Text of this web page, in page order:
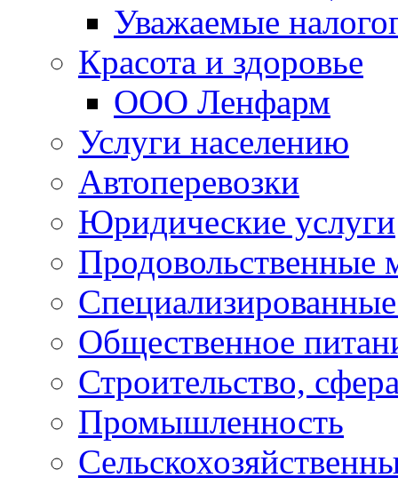
Уважаемые
Красота и здоровье
ООО Ленфарм
Услуги населению
Автоперевозки
Юридические услуги
Продовольственные
Общественное
Строительство,
Промышленность